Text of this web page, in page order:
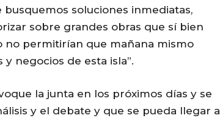
soluciones inmediatas,
sobre grandes obras que sí bien
no permitirían que mañana mismo
negocios de esta isla”.
la junta en los próximos días y se
y el debate y que se pueda llegar a